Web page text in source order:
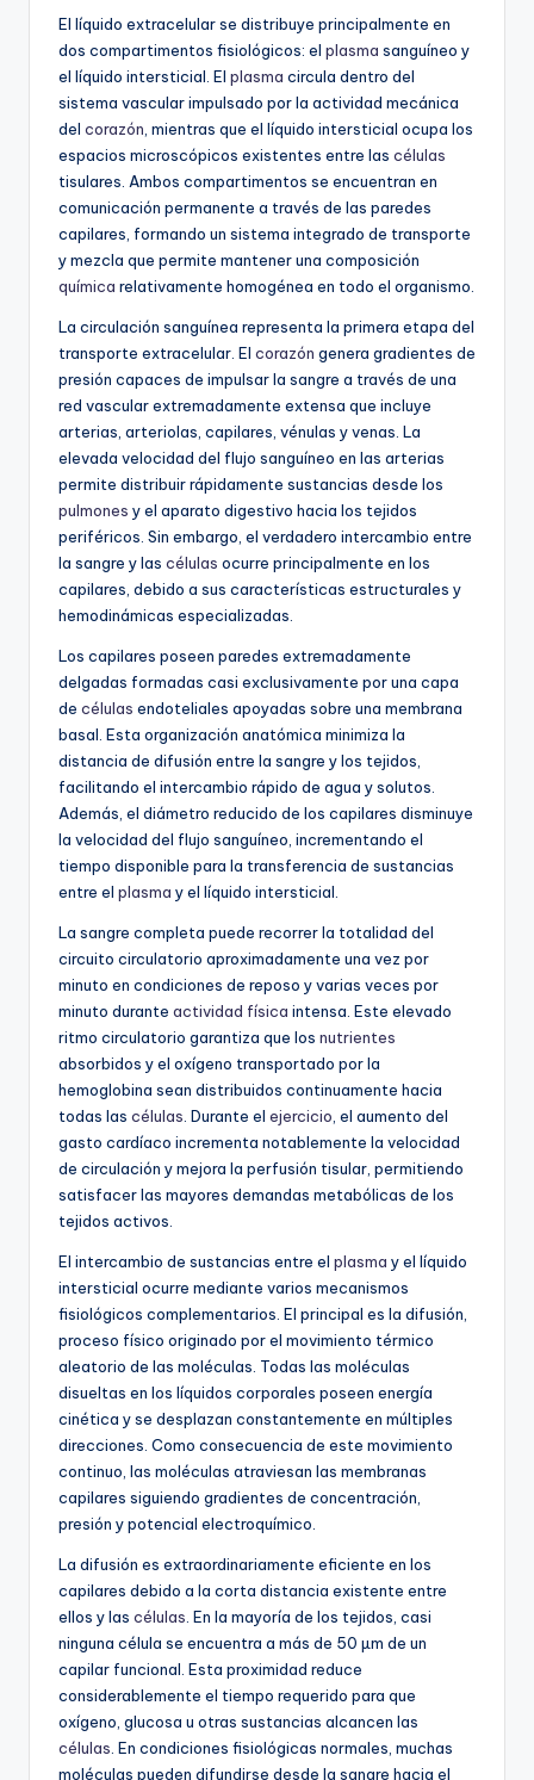
El líquido extracelular se distribuye principalmente en
dos compartimentos fisiológicos: el plasma sanguíneo y
el líquido intersticial. El plasma circula dentro del
sistema vascular impulsado por la actividad mecánica
del corazón , mientras que el líquido intersticial ocupa los
espacios microscópicos existentes entre las células
tisulares. Ambos compartimentos se encuentran en
comunicación permanente a través de las paredes
capilares, formando un sistema integrado de transporte
y mezcla que permite mantener una composición
química relativamente homogénea en todo el organismo.
La circulación sanguínea representa la primera etapa del
transporte extracelular. El corazón genera gradientes de
presión capaces de impulsar la sangre a través de una
red vascular extremadamente extensa que incluye
arterias, arteriolas, capilares, vénulas y venas. La
elevada velocidad del flujo sanguíneo en las arterias
permite distribuir rápidamente sustancias desde los
pulmones y el aparato digestivo hacia los tejidos
periféricos. Sin embargo, el verdadero intercambio entre
la sangre y las células ocurre principalmente en los
capilares, debido a sus características estructurales y
hemodinámicas especializadas.
Los capilares poseen paredes extremadamente
delgadas formadas casi exclusivamente por una capa
de células endoteliales apoyadas sobre una membrana
basal. Esta organización anatómica minimiza la
distancia de difusión entre la sangre y los tejidos,
facilitando el intercambio rápido de agua y solutos.
Además, el diámetro reducido de los capilares disminuye
la velocidad del flujo sanguíneo, incrementando el
tiempo disponible para la transferencia de sustancias
entre el plasma y el líquido intersticial.
La sangre completa puede recorrer la totalidad del
circuito circulatorio aproximadamente una vez por
minuto en condiciones de reposo y varias veces por
minuto durante actividad física intensa. Este elevado
ritmo circulatorio garantiza que los nutrientes
absorbidos y el oxígeno transportado por la
hemoglobina sean distribuidos continuamente hacia
todas las células . Durante el ejercicio , el aumento del
gasto cardíaco incrementa notablemente la velocidad
de circulación y mejora la perfusión tisular, permitiendo
satisfacer las mayores demandas metabólicas de los
tejidos activos.
El intercambio de sustancias entre el plasma y el líquido
intersticial ocurre mediante varios mecanismos
fisiológicos complementarios. El principal es la difusión,
proceso físico originado por el movimiento térmico
aleatorio de las moléculas. Todas las moléculas
disueltas en los líquidos corporales poseen energía
cinética y se desplazan constantemente en múltiples
direcciones. Como consecuencia de este movimiento
continuo, las moléculas atraviesan las membranas
capilares siguiendo gradientes de concentración,
presión y potencial electroquímico.
La difusión es extraordinariamente eficiente en los
capilares debido a la corta distancia existente entre
ellos y las células . En la mayoría de los tejidos, casi
ninguna célula se encuentra a más de 50 µm de un
capilar funcional. Esta proximidad reduce
considerablemente el tiempo requerido para que
oxígeno, glucosa u otras sustancias alcancen las
células . En condiciones fisiológicas normales, muchas
moléculas pueden difundirse desde la sangre hacia el